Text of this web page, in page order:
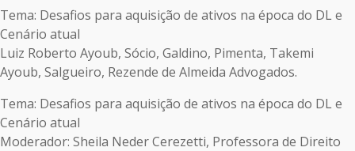
Tema: Desafios para aquisição de ativos na época do DL e
Cenário atual
Luiz Roberto Ayoub, Sócio, Galdino, Pimenta, Takemi
Ayoub, Salgueiro, Rezende de Almeida Advogados.
Tema: Desafios para aquisição de ativos na época do DL e
Cenário atual
Moderador: Sheila Neder Cerezetti, Professora de Direito